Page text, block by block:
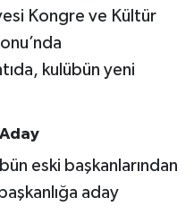
Kongre ve Kültür
kulübün yeni
eski başkanlarından
aday